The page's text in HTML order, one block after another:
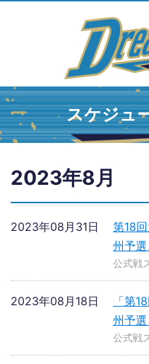
スケジュ
2023年8月
第18
州予
2023年08月31日
公式戦
「第
州予
2023年08月18日
公式戦